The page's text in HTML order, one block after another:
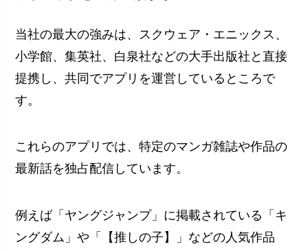
当社の最大の強みは、スクウェア・エニックス、
小学館、集英社、白泉社などの大手出版社と直接
提携し、共同でアプリを運営しているところで
す。
これらのアプリでは、特定のマンガ雑誌や作品の
最新話を独占配信しています。
例えば「ヤングジャンプ」に掲載されている「キ
ングダム」や「【推しの子】」などの人気作品